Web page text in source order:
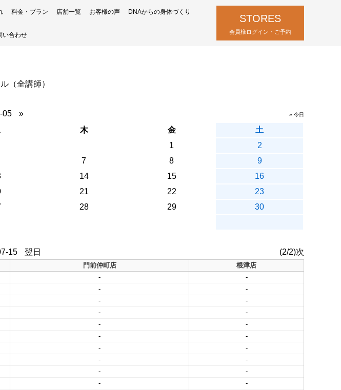
料金・プラン 店舗一覧 お客様の声 DNAからの身体づくり
い合わせ
STORES
会員様ログイン・ご予約
（全講師）
05 » » 今日
木 金
土
1
2
7 8
9
14 15
16
21 22
23
28 29
30
15 翌日 (2/2)次
門前仲町店
根津店
-
-
-
-
-
-
-
-
-
-
-
-
-
-
-
-
-
-
-
-